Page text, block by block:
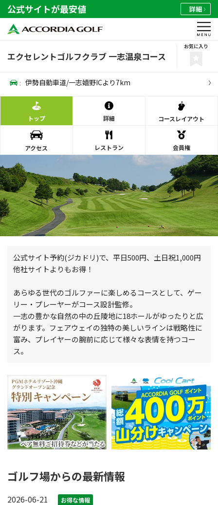
公式サイトが最安値 詳細
エクセレントゴルフクラブ 一志温泉コース
お気に入り
: 伊勢自動車道/一志嬉野ICより7km
トップ 詳細 コースレイアウト
アクセス レストラン 会員権
公式サイト予約(ジカドリ)で、平日500円、土日祝1,000円
他社サイトよりもお得！
あらゆる世代のゴルファーに楽しめるコースとして、ゲー
リー・プレーヤーがコース設計監修。
一志の豊かな自然の中の丘陵地に18ホールがゆったりと広
がります。フェアウェイの独特の美しいラインは戦略性に
富み、プレイヤーの腕前に応じて様々な表情を持つコー
ス。
ゴルフ場からの最新情報
2026-06-21 お得な情報